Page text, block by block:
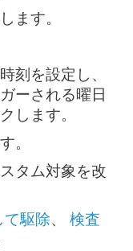
ます。
刻を設定し、
ーされる曜日
します。
。
タム対象を改
て駆除、 検査